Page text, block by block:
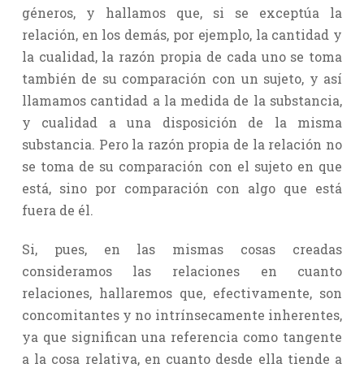
géneros, y hallamos que, si se exceptúa la
relación, en los demás, por ejemplo, la cantidad y
la cualidad, la razón propia de cada uno se toma
también de su comparación con un sujeto, y así
llamamos cantidad a la medida de la substancia,
y cualidad a una disposición de la misma
substancia. Pero la razón propia de la relación no
se toma de su comparación con el sujeto en que
está, sino por comparación con algo que está
fuera de él.
Si, pues, en las mismas cosas creadas
consideramos las relaciones en cuanto
relaciones, hallaremos que, efectivamente, son
concomitantes y no intrínsecamente inherentes,
ya que significan una referencia como tangente
a la cosa relativa, en cuanto desde ella tiende a